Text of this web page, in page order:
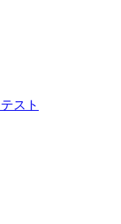
スト